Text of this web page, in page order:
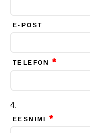
E-POST
TELEFON*
EESNIMI*